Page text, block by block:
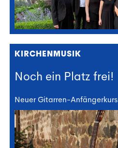
KIRCHENMUSIK
Noch ein Platz frei!
Neuer Gitarren-Anfängerkurs